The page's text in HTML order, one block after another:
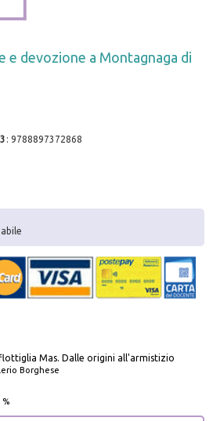
e devozione a Montagnaga di
:9788897372868
Mas. Dalle origini all'armistizio
Borghese
%